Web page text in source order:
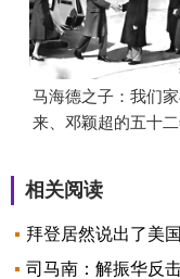
马海德之子：我们
来、邓颖超的五十
相关阅读
拜登居然说出了美
司马南：解振华反击